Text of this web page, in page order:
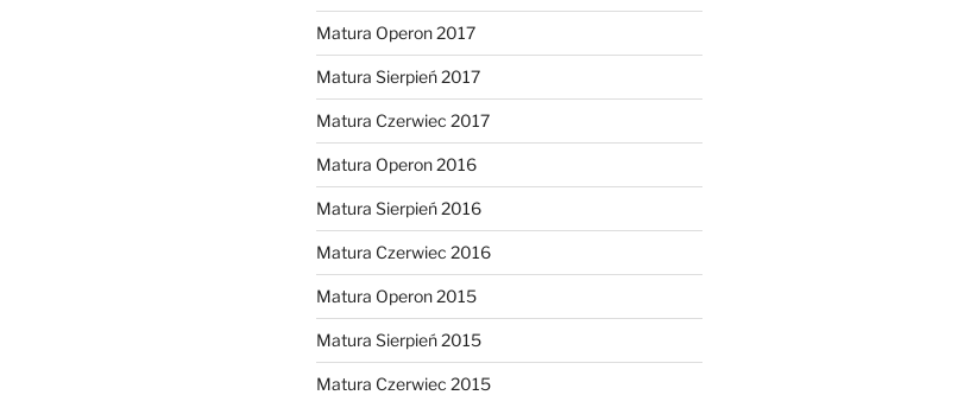
Matura Operon 2017
Matura Sierpień 2017
Matura Czerwiec 2017
Matura Operon 2016
Matura Sierpień 2016
Matura Czerwiec 2016
Matura Operon 2015
Matura Sierpień 2015
Matura Czerwiec 2015